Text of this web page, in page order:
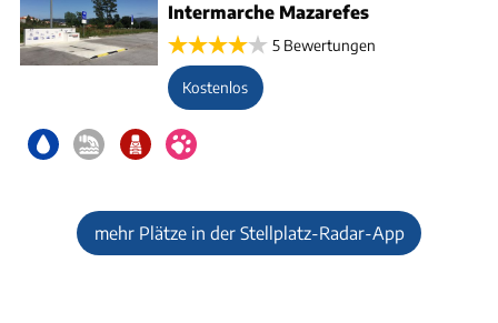
Intermarche Mazarefes
5 Bewertungen
Kostenlos
mehr Plätze in der Stellplatz-Radar-App